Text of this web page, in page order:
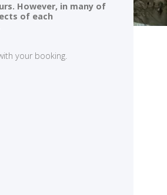
However, in many of
of each
your booking.